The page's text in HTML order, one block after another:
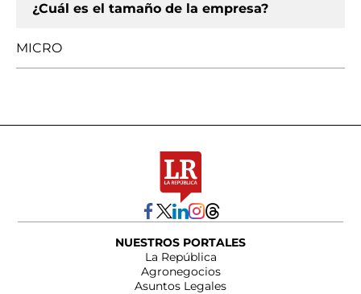
¿Cuál es el tamaño de la empresa?
MICRO
NUESTROS PORTALES
La República
Agronegocios
Asuntos Legales